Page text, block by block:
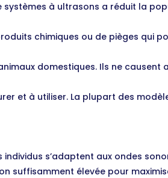
systèmes à ultrasons a réduit la
chimiques ou de pièges qui
domestiques. Ils ne
et à utiliser. La plupart des
s’adaptent aux ondes
suffisamment élevée pour